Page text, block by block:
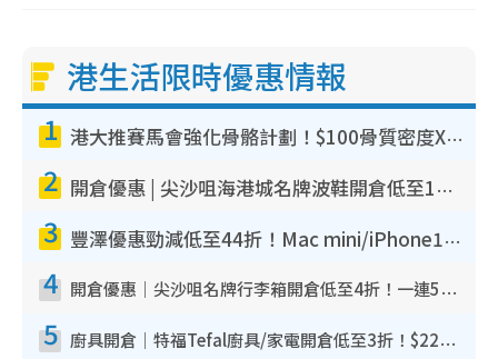
港生活限時優惠情報
1 港大推賽馬會強化骨骼計劃！$100骨質密度X光檢查 完成免費運動訓練送超市禮券！附參加資格
2 開倉優惠 | 尖沙咀海港城名牌波鞋開倉低至1折！On鞋$899起／Joy&Peace鞋履$98起
3 豐澤優惠勁減低至44折！Mac mini/iPhone17Pro大減價！廚房家電$220起
4 開倉優惠｜尖沙咀名牌行李箱開倉低至4折！一連5日 American Tourister/ace./Hallmark $200起！
5 廚具開倉｜特福Tefal廚具/家電開倉低至3折！$220起買平底鍋/炒鑊/湯煲！電飯煲/吸塵機/燙斗$418起